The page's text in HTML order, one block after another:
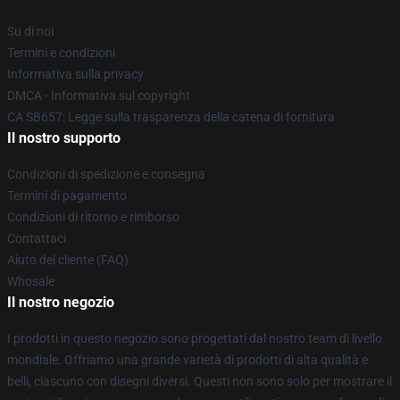
Su di noi
Termini e condizioni
Informativa sulla privacy
DMCA - Informativa sul copyright
CA SB657: Legge sulla trasparenza della catena di fornitura
Il nostro supporto
Condizioni di spedizione e consegna
Termini di pagamento
Condizioni di ritorno e rimborso
Contattaci
Aiuto del cliente (FAQ)
Whosale
Il nostro negozio
I prodotti in questo negozio sono progettati dal nostro team di livello
mondiale. Offriamo una grande varietà di prodotti di alta qualità e
belli, ciascuno con disegni diversi. Questi non sono solo per mostrare il